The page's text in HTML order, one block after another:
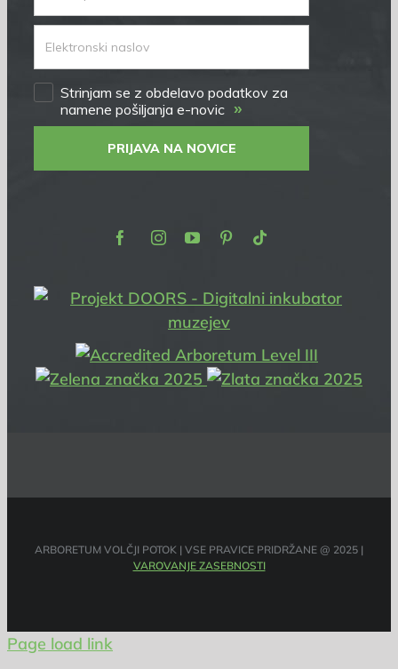
Strinjam se z obdelavo podatkov za
namene pošiljanja e-novic »
PRIJAVA NA NOVICE
FacebookInstagram
YoutubePinterest
ARBORETUM VOLČJI POTOK | VSE PRAVICE PRIDRŽANE @ 2025 |
VAROVANJE ZASEBNOSTI
Page load link